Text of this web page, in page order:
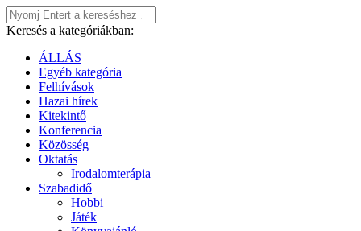
Keresés a kategóriákban:
ÁLLÁS
Egyéb kategória
Felhívások
Hazai hírek
Kitekintő
Konferencia
Közösség
Oktatás
Irodalomterápia
Szabadidő
Hobbi
Játék